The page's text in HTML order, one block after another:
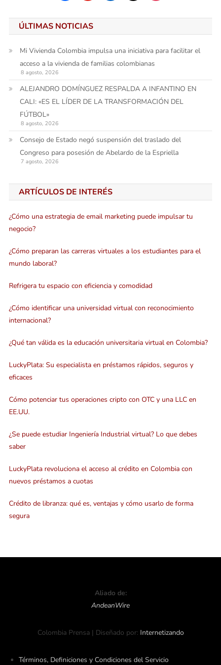
ÚLTIMAS NOTICIAS
Mi Vivienda Colombia impulsa una iniciativa para facilitar el
acceso a la vivienda de familias colombianas
8 agosto, 2026
ALEJANDRO DOMÍNGUEZ RESPALDA A INFANTINO EN
CALI: «ES EL LÍDER DE LA TRANSFORMACIÓN DEL
FÚTBOL»
8 agosto, 2026
Consejo de Estado negó suspensión del traslado del
Congreso para posesión de Abelardo de la Espriella
7 agosto, 2026
ARTÍCULOS DE INTERÉS
¿Cómo una estrategia de email marketing puede impulsar tu
negocio?
¿Cómo preparan las carreras virtuales a los estudiantes para el
mundo laboral?
Refrigera tu espacio con eficiencia y comodidad
¿Cómo identificar una universidad virtual con reconocimiento
internacional?
¿Qué tan válida es la educación universitaria virtual en Colombia?
LuckyPlata: Su especialista en préstamos rápidos, seguros y
eficaces
Cómo potenciar tus operaciones cripto con OTC y una LLC en
EE.UU.
¿Se puede estudiar Ingeniería Industrial virtual? Lo que debes
saber
LuckyPlata revoluciona el acceso al crédito en Colombia con
nuevos préstamos a cuotas
Crédito de libranza: qué es, ventajas y cómo usarlo de forma
segura
Aliado de:
AndeanWire
Colombia Prensa | Diseñado por: Internetizando
Términos, Definiciones y Condiciones del Servicio